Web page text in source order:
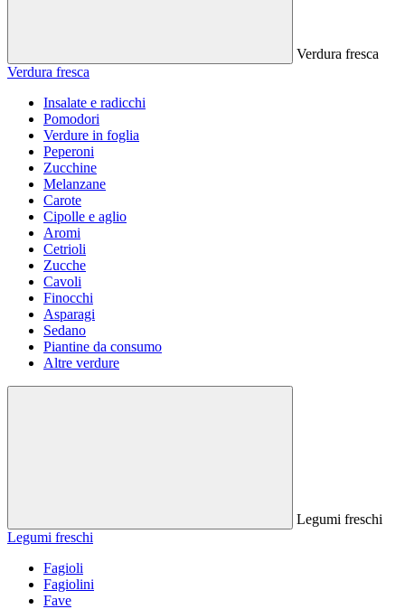
Verdura fresca
Verdura fresca
Insalate e radicchi
Pomodori
Verdure in foglia
Peperoni
Zucchine
Melanzane
Carote
Cipolle e aglio
Aromi
Cetrioli
Zucche
Cavoli
Finocchi
Asparagi
Sedano
Piantine da consumo
Altre verdure
Legumi freschi
Legumi freschi
Fagioli
Fagiolini
Fave